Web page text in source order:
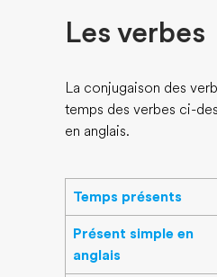
Les verbes
La conjugaison des
temps des verbes ci-
en anglais.
Temps présents
Présent simple en
anglais